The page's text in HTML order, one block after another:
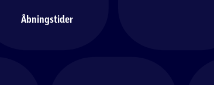
Åbningstider